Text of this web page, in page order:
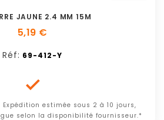
JAUNE 2.4 MM 15M
5,19 €
Réf: 69-412-Y

estimée sous 2 à 10 jours,
selon la disponibilité fournisseur.*